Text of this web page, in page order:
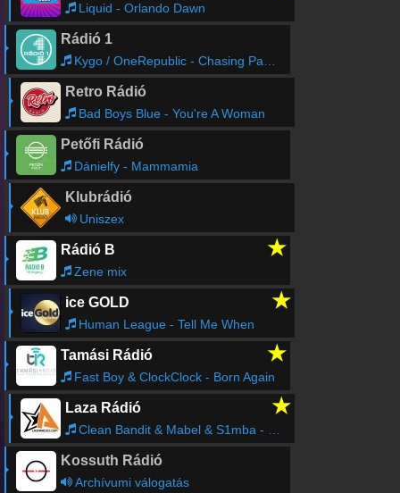
Liquid - Orlando Dawn
Rádió 1
Kygo / OneRepublic - Chasing Paradise
Retro Rádió
Bad Boys Blue - You're A Woman
Petőfi Rádió
Dánielfy - Mammamia
Klubrádió
Uniszex
Rádió B ★
Zene mix
ice GOLD ★
Human League - Tell Me When
Tamási Rádió ★
Fast Boy & ClockClock - Born Again
Laza Rádió ★
Clean Bandit & Mabel & S1mba - Tick Tock (feat. S1mba) [UK Mix]
Kossuth Rádió
Archívumi válogatás